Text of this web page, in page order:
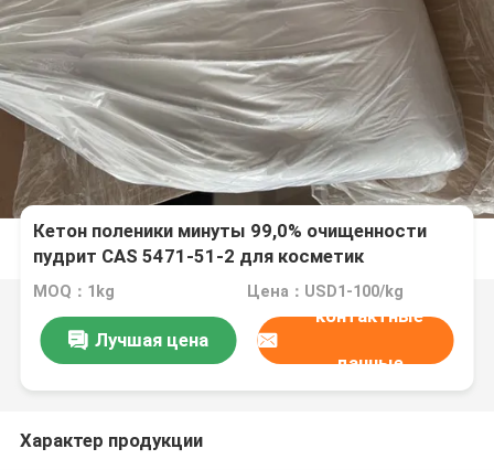
Кетон поленики минуты 99,0% очищенности
пудрит CAS 5471-51-2 для косметик
MOQ：1kg Цена：USD1-100/kg
Лучшая цена
контактные
данные
Характер продукции